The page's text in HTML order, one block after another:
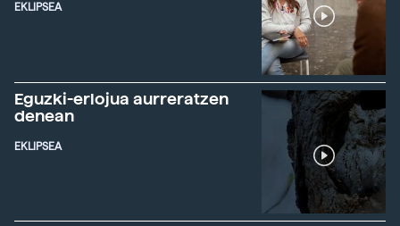
EKLIPSEA
Eguzki-erlojua aurreratzen
denean
EKLIPSEA